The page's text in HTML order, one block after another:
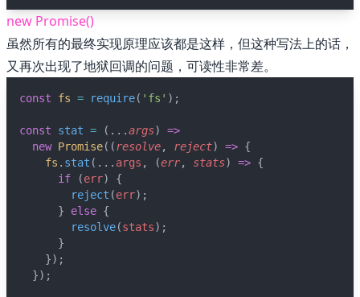
🧛‍♂️ dracula
new Promise()
虽然所有的最终实现原理应该都是这样，但这种写法上的话，
又再次出现了地狱回调的问题，可读性非常差。
const fs = require( 'fs' );
const stat = (...args) =>
new Promise((resolve, reject) => {
fs . stat (... args , (err, stats) => {
if (err) {
reject (err);
      }
else {
resolve(stats);
      }
    });
  });